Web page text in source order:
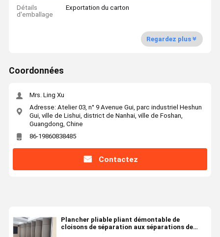
Détails
d'emballage
Exportation du carton
Regardez plus
Coordonnées
Mrs. Ling Xu
Adresse: Atelier 03, n° 9 Avenue Gui, parc industriel Heshun
Gui, ville de Lishui, district de Nanhai, ville de Foshan,
Guangdong, Chine
86-19860838485
Contactez
Plancher pliable pliant démontable de
cloisons de séparation aux séparations de